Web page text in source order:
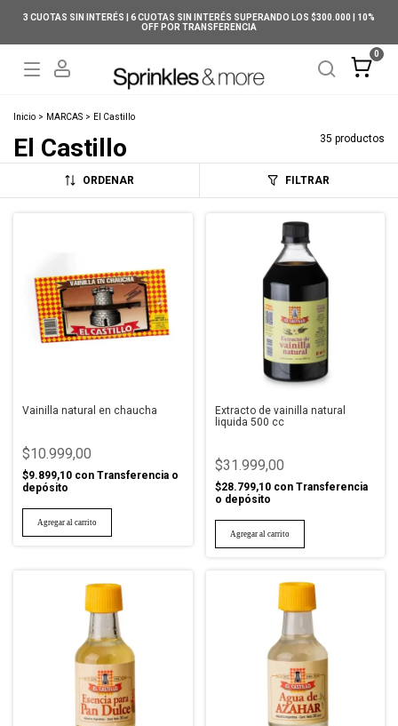
3 CUOTAS SIN INTERÉS | 6 CUOTAS SIN INTERÉS SUPERANDO LOS $300.000 | 10%
OFF POR TRANSFERENCIA
0
Inicio > MARCAS > El Castillo
El Castillo 35 productos
ORDENAR FILTRAR
Vainilla natural en chaucha
$10.999,00
$9.899,10 con Transferencia o
depósito
Extracto de vainilla natural
liquida 500 cc
$31.999,00
$28.799,10 con Transferencia
o depósito